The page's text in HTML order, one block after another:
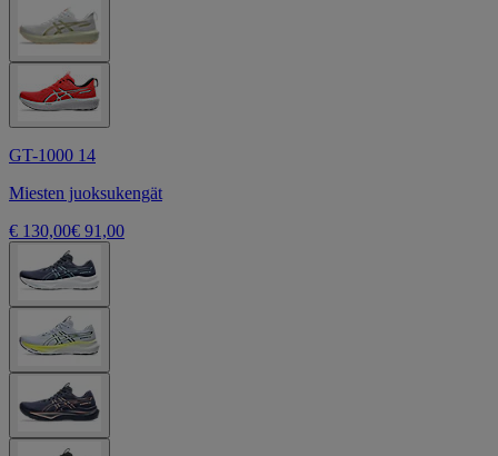
GT-1000 14
Miesten juoksukengät
€ 130,00€ 91,00